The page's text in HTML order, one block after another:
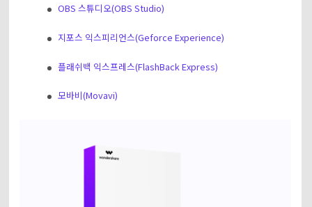
OBS 스튜디오(OBS Studio)
지포스 익스피리언스(Geforce Experience)
플래쉬백 익스프레스(FlashBack Express)
모바비(Movavi)